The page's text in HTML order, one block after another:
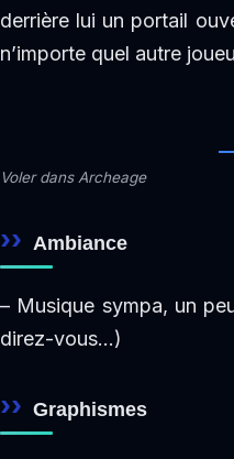
derrière lui un portail
n’importe quel autre
Voler dans Archeage
Ambiance
– Musique sympa, un
direz-vous…)
Graphismes